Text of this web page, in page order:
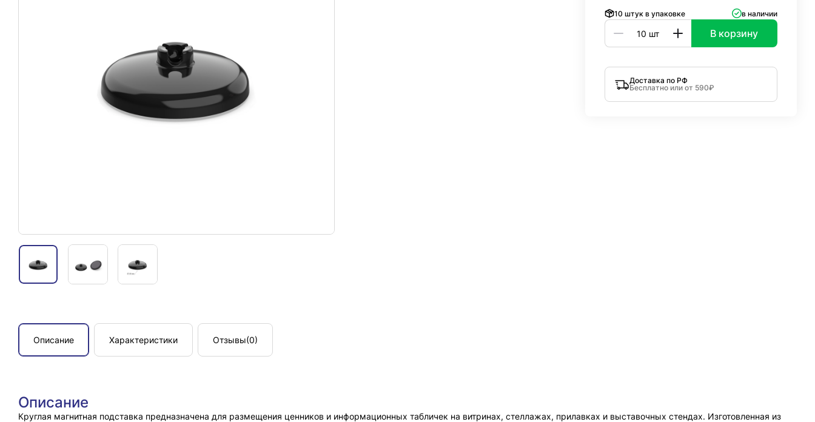
10 штук в упаковке в наличии
В корзину
Доставка по РФ
Бесплатно или от 590₽
Описание Характеристики Отзывы(0)
Описание
Круглая магнитная подставка предназначена для размещения ценников и информационных табличек на витринах, стеллажах, прилавках и выставочных стендах. Изготовленная из